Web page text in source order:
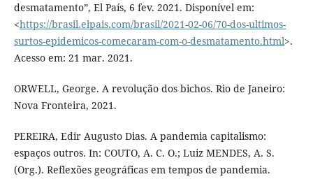
desmatamento”, El País, 6 fev. 2021. Disponível em:
<https://brasil.elpais.com/brasil/2021-02-06/70-dos-ultimos-
surtos-epidemicos-comecaram-com-o-desmatamento.html>.
Acesso em: 21 mar. 2021.
ORWELL, George. A revolução dos bichos. Rio de Janeiro:
Nova Fronteira, 2021.
PEREIRA, Edir Augusto Dias. A pandemia capitalismo:
espaços outros. In: COUTO, A. C. O.; Luiz MENDES, A. S.
(Org.). Reflexões geográficas em tempos de pandemia.